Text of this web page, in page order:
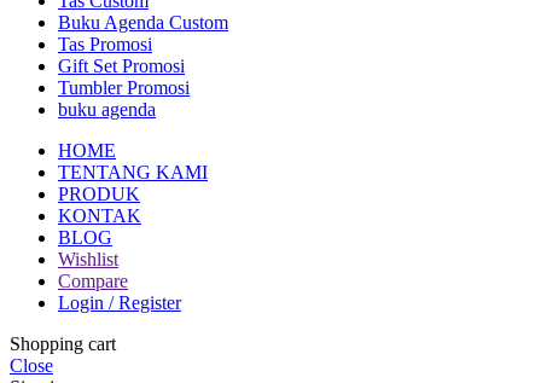
Buku Agenda Custom
Tas Promosi
Gift Set Promosi
Tumbler Promosi
buku agenda
HOME
TENTANG KAMI
PRODUK
KONTAK
BLOG
Wishlist
Compare
Login / Register
Shopping cart
Close